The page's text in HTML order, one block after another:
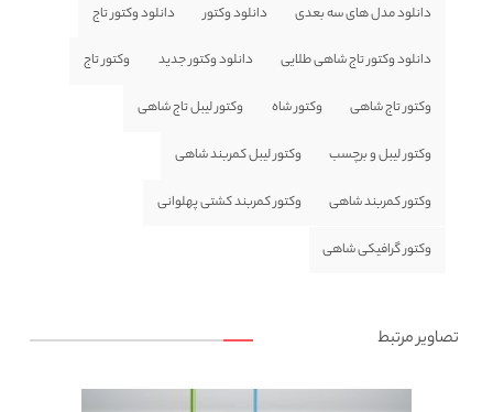
دانلود مدل های سه بعدی دانلود وکتور دانلود وکتور تاج
دانلود وکتور تاج شاهی طلایی دانلود وکتور جدید وکتور تاج
وکتور تاج شاهی وکتور شاه وکتور لیبل تاج شاهی
وکتور لیبل و برچسب وکتور لیبل کمربند شاهی
وکتور کمربند شاهی وکتور کمربند کشتی پهلوانی
وکتور گرافیکی شاهی
تصاویر مرتبط